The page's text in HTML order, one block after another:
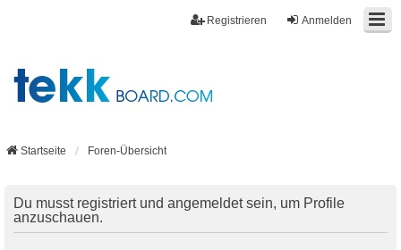
Anmelden
Registrieren
Startseite Foren-Übersicht
Du musst registriert und angemeldet sein, um Profile
anzuschauen.